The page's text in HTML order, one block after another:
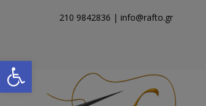
Open toolbar
210 9842836 | info@rafto.gr